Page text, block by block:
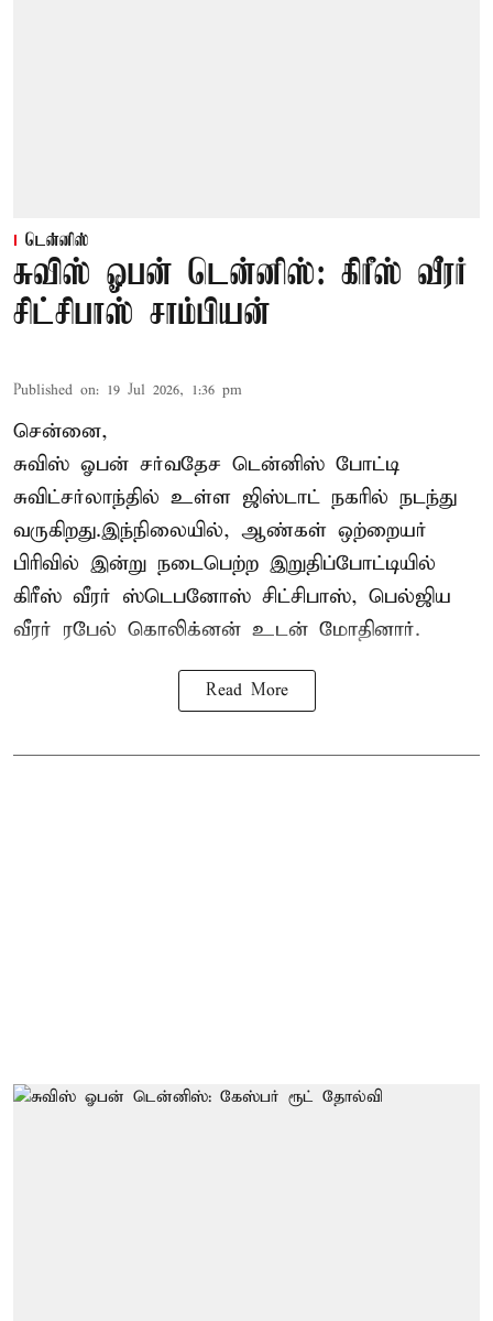
டென்னிஸ்
சுவிஸ் ஓபன் டென்னிஸ்: கிரீஸ் வீரர்
சிட்சிபாஸ் சாம்பியன்
Published on: 19 Jul 2026, 1:36 pm
சென்னை,
சுவிஸ் ஓபன் சர்வதேச டென்னிஸ் போட்டி
சுவிட்சர்லாந்தில் உள்ள ஜிஸ்டாட் நகரில் நடந்து
வருகிறது.இந்நிலையில், ஆண்கள் ஒற்றையர்
பிரிவில் இன்று நடைபெற்ற இறுதிப்போட்டியில்
கிரீஸ் வீரர் ஸ்டெபனோஸ் சிட்சிபாஸ், பெல்ஜிய
வீரர் ரபேல் கொலிக்னன் உடன் மோதினார்.
Read More